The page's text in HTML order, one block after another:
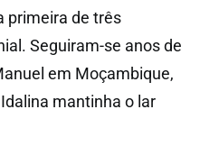
primeira de três
Seguiram-se anos de
em Moçambique,
mantinha o lar